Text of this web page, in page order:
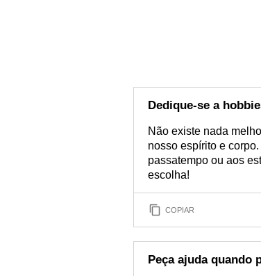
Dedique-se a
Não existe nada
nosso espírito e
passatempo ou aos
escolha!
COPIAR
Peça ajuda quando